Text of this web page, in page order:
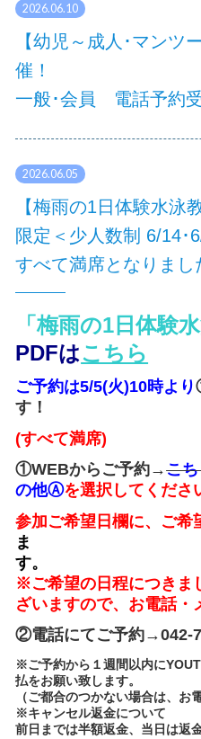
2026.06.10
【幼児～成人･マンツ
催！
一般･会員 電話予約受
2026.06.05
【梅雨の1日体験水泳
限定＜少人数制 6/14･
すべて満席となりまし
「梅雨の1日体験水
PDFはこちら
ご予約は5/5(火)10時より
す！
(すべて満席)
①WEBからご予約→こ
の他Ⓐを選択してくださ
参加ご希望日欄に、ご希
ま
※ご希望の日程につきま
ざいますので、お電話・
②電話にてご予約→042-
※ご予約から１週間以内に
払をお願い致します。
（ご都合のつかない場合は、お
※キャンセル返金について
前日までは半額返金、当日は返